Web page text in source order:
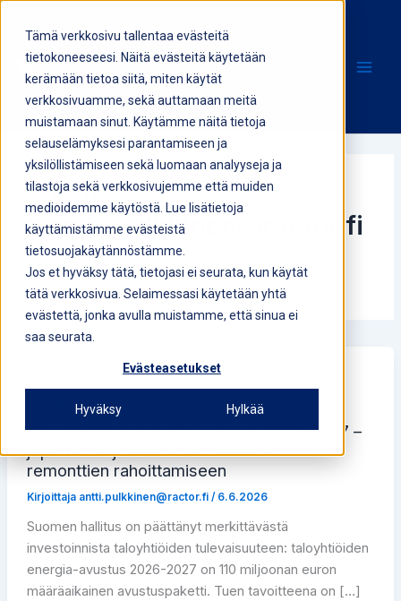
Tämä verkkosivu tallentaa evästeitä
tietokoneeseesi. Näitä evästeitä käytetään
kerämään tietoa siitä, miten käytät
verkkosivuamme, sekä auttamaan meitä
muistamaan sinut. Käytämme näitä tietoja
selauselämyksesi parantamiseen ja
yksilöllistämiseen sekä luomaan analyyseja ja
tilastoja sekä verkkosivujemme että muiden
medioidemme käytöstä. Lue lisätietoja
käyttämistämme evästeistä
tietosuojakäytännöstämme.
Jos et hyväksy tätä, tietojasi ei seurata, kun käytät
tätä verkkosivua. Selaimessasi käytetään yhtä
evästettä, jonka avulla muistamme, että sinua ei
saa seurata.
Evästeasetukset
Hyväksy Hylkää
sisältöön
Author name:
antti.pulkkinen@ractor.fi
Taloyhtiöiden energia-avustus 2026–2027 –
jopa 110 miljoonan euron mahdollisuus
remonttien rahoittamiseen
Kirjoittaja antti.pulkkinen@ractor.fi / 6.6.2026
Suomen hallitus on päättänyt merkittävästä
investoinnista taloyhtiöiden tulevaisuuteen: taloyhtiöiden
energia-avustus 2026-2027 on 110 miljoonan euron
määräaikainen avustuspaketti. Tuen tavoitteena on […]